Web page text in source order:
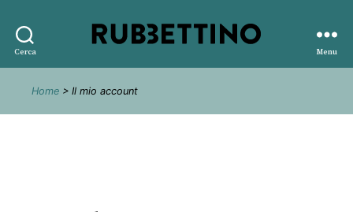
Cerca
editore
Menu
Home > Il mio account